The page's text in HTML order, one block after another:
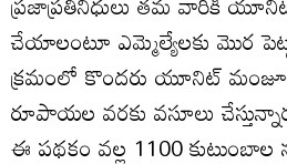
చేయాలంటూ ఎమ్మెల్యేలకు మొర
క్రమంలో కొందరు యూనిట్‌
రూపాయల వరకు వసూలు
ఈ పథకం వల్ల 1100 కుటుంబాల